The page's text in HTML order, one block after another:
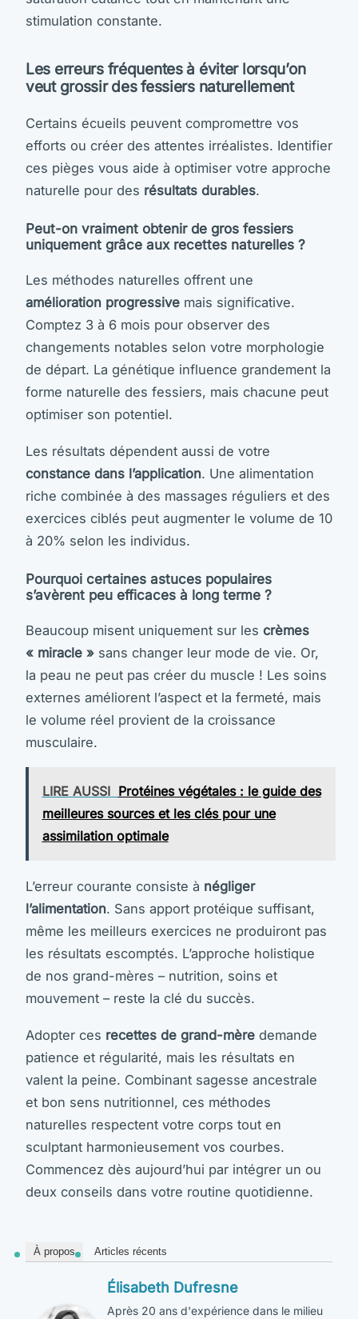
stimulation constante.
Les erreurs fréquentes à éviter lorsqu’on
veut grossir des fessiers naturellement
Certains écueils peuvent compromettre vos
efforts ou créer des attentes irréalistes. Identifier
ces pièges vous aide à optimiser votre approche
naturelle pour des résultats durables.
Peut-on vraiment obtenir de gros fessiers
uniquement grâce aux recettes naturelles ?
Les méthodes naturelles offrent une
amélioration progressive mais significative.
Comptez 3 à 6 mois pour observer des
changements notables selon votre morphologie
de départ. La génétique influence grandement la
forme naturelle des fessiers, mais chacune peut
optimiser son potentiel.
Les résultats dépendent aussi de votre
constance dans l’application. Une alimentation
riche combinée à des massages réguliers et des
exercices ciblés peut augmenter le volume de 10
à 20% selon les individus.
Pourquoi certaines astuces populaires
s’avèrent peu efficaces à long terme ?
Beaucoup misent uniquement sur les crèmes
« miracle » sans changer leur mode de vie. Or,
la peau ne peut pas créer du muscle ! Les soins
externes améliorent l’aspect et la fermeté, mais
le volume réel provient de la croissance
musculaire.
LIRE AUSSI Protéines végétales : le guide des
meilleures sources et les clés pour une
assimilation optimale
L’erreur courante consiste à négliger
l’alimentation. Sans apport protéique suffisant,
même les meilleurs exercices ne produiront pas
les résultats escomptés. L’approche holistique
de nos grand-mères – nutrition, soins et
mouvement – reste la clé du succès.
Adopter ces recettes de grand-mère demande
patience et régularité, mais les résultats en
valent la peine. Combinant sagesse ancestrale
et bon sens nutritionnel, ces méthodes
naturelles respectent votre corps tout en
sculptant harmonieusement vos courbes.
Commencez dès aujourd’hui par intégrer un ou
deux conseils dans votre routine quotidienne.
À propos Articles récents
Élisabeth Dufresne
Après 20 ans d'expérience dans le milieu